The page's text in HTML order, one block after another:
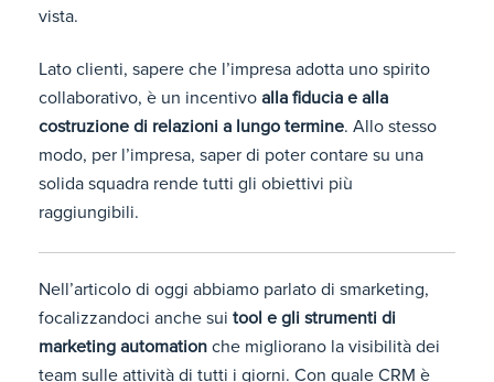
vista.
Lato clienti, sapere che l’impresa adotta uno spirito
collaborativo, è un incentivo alla fiducia e alla
costruzione di relazioni a lungo termine. Allo stesso
modo, per l’impresa, saper di poter contare su una
solida squadra rende tutti gli obiettivi più
raggiungibili.
Nell’articolo di oggi abbiamo parlato di smarketing,
focalizzandoci anche sui tool e gli strumenti di
marketing automation che migliorano la visibilità dei
team sulle attività di tutti i giorni. Con quale CRM è